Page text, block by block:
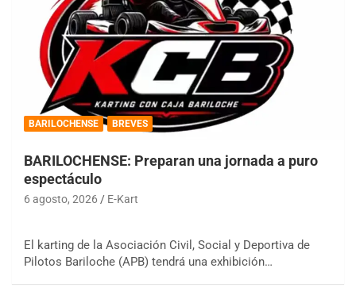
BARILOCHENSE BREVES
BARILOCHENSE: Preparan una jornada a puro
espectáculo
6 agosto, 2026 E-Kart
El karting de la Asociación Civil, Social y Deportiva de
Pilotos Bariloche (APB) tendrá una exhibición…